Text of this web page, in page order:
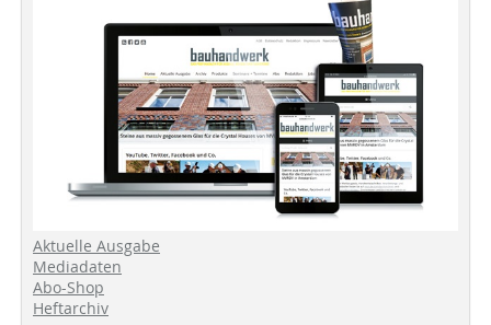
Aktuelle Ausgabe
Mediadaten
Abo-Shop
Heftarchiv